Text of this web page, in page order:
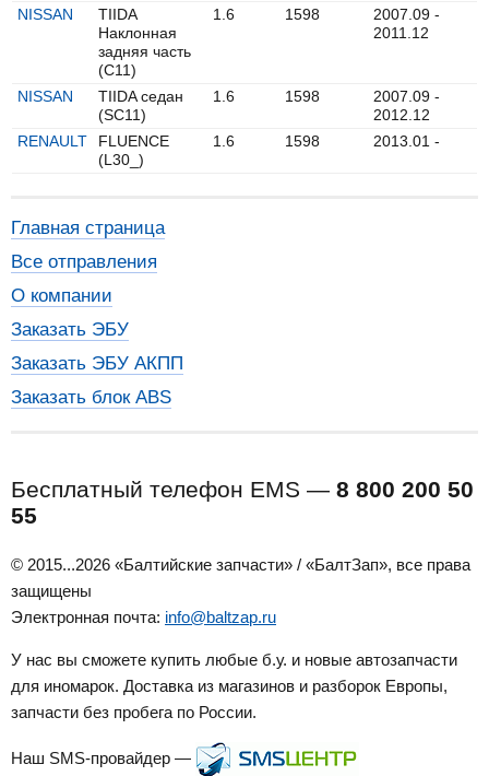
NISSAN
TIIDA
Наклонная
задняя часть
(C11)
1.6 1598
2007.09 -
2011.12
NISSAN
TIIDA седан
(SC11)
1.6 1598
2007.09 -
2012.12
RENAULT
FLUENCE
(L30_)
1.6 1598 2013.01 -
Главная страница
Все отправления
О компании
Заказать ЭБУ
Заказать ЭБУ АКПП
Заказать блок ABS
Бесплатный телефон EMS — 8 800 200 50
55
© 2015...2026 «Балтийские запчасти» / «БалтЗап», все права
защищены
Электронная почта: info@baltzap.ru
У нас вы сможете купить любые б.у. и новые автозапчасти
для иномарок. Доставка из магазинов и разборок Европы,
запчасти без пробега по России.
Наш SMS-провайдер —